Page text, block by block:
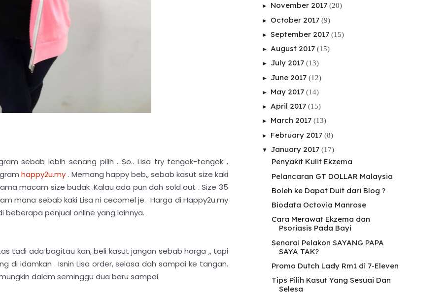
sebab lebih senang pilih . So.. Lisa try tengok-tengok ,
happy2u.my . Memang happy beb,, sebab kasut size kaki
macam size budak .Kalau ada pun dah sold out . Size 35
mana sebab kaki Lisa ni cecomel je. Harga di Happy2u.my
beberapa penjual online yang lainnya.
tadi ada bagitau kan, beli kasut jangan sebab harga ,, tapi
di idamkan . Isnin Lisa order, selasa dah sampai ke tangan.
dalam seminggu dua baru sampai.
► November 2017 (20)
► October 2017 (9)
► September 2017 (15)
► August 2017 (15)
► July 2017 (13)
► June 2017 (12)
► May 2017 (14)
► April 2017 (15)
► March 2017 (13)
► February 2017 (8)
▼ January 2017 (17)
Penyakit Kulit Ekzema
Pelancaran GT DOLLAR Malaysia
Boleh ke Dapat Duit dari Blog ?
Biodata Octovia Manrose
Cara Merawat Ekzema dan
Psoriasis Pada Bayi
Senarai Pelakon SAYANG PAPA
SAYA TAK?
Promo Dutch Lady Rm1 di 7-Eleven
Tips Pilih Kasut Yang Sesuai Dan
Selesa